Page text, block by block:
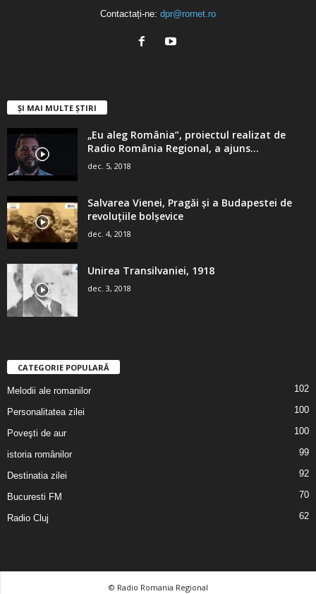
Contactați-ne: dpr@rornet.ro
ȘI MAI MULTE ȘTIRI
„Eu aleg România”, proiectul realizat de
Radio România Regional, a ajuns...
dec. 5, 2018
Salvarea Vienei, Pragăi şi a Budapestei de
revoluţiile bolşevice
dec. 4, 2018
Unirea Transilvaniei, 1918
dec. 3, 2018
CATEGORIE POPULARĂ
Melodii ale romanilor 102
Personalitatea zilei 100
Poveşti de aur 100
istoria românilor 99
Destinatia zilei 92
Bucuresti FM 70
Radio Cluj 62
© Radio Romania Regional